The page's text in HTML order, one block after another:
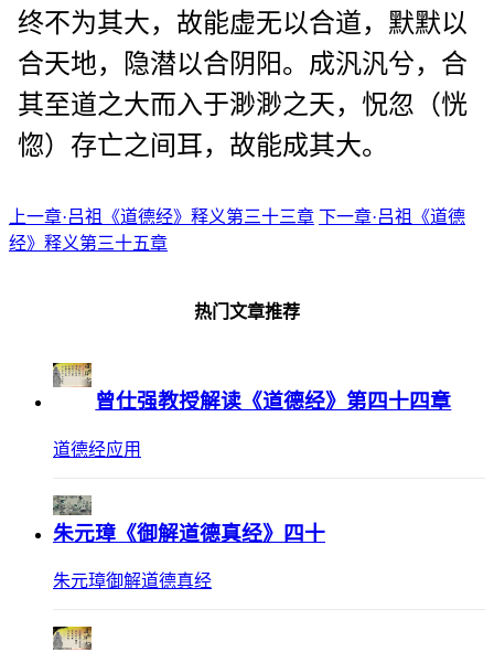
终不为其大，故能虚无以合道，默默以
合天地，隐潜以合阴阳。成汎汎兮，合
其至道之大而入于渺渺之天，怳忽（恍
惚）存亡之间耳，故能成其大。
上一章·吕祖《道德经》释义第三十三章 下一章·吕祖《道德
经》释义第三十五章
热门文章推荐
曾仕强教授解读《道德经》第四十四章
道德经应用
朱元璋《御解道德真经》四十
朱元璋御解道德真经